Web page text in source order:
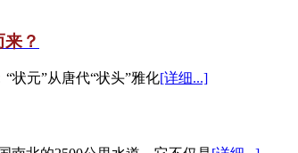
？
状元”从唐代“状头”雅化[详细...]